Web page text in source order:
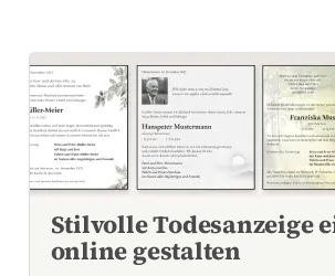
Stilvolle Todesanzeige
online gestalten